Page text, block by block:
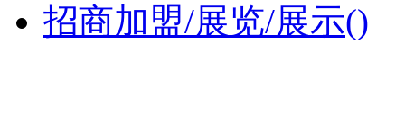
招商加盟/展览/展示()